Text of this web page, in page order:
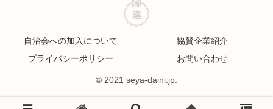
自治会への加入について
協賛企業紹介
プライバシーポリシー
お問い合わせ
© 2021 seya-daini.jp.